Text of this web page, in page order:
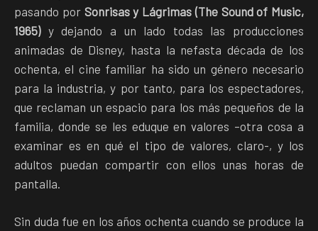
pasando por Sonrisas y Lágrimas (The Sound of Music,
1965)y dejando a un lado todas las producciones
animadas de Disney, hasta la nefasta década de los
ochenta, el cine familiar ha sido un género necesario
para la industria, y por tanto, para los espectadores,
que reclaman un espacio para los más pequeños de la
familia, donde se les eduque en valores –otra cosa a
examinar es en qué el tipo de valores, claro-, y los
adultos puedan compartir con ellos unas horas de
pantalla.
Sin duda fue en los años ochenta cuando se produce la